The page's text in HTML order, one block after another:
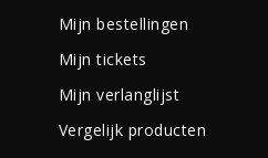
Mijn bestellingen
Mijn tickets
Mijn verlanglijst
Vergelijk producten